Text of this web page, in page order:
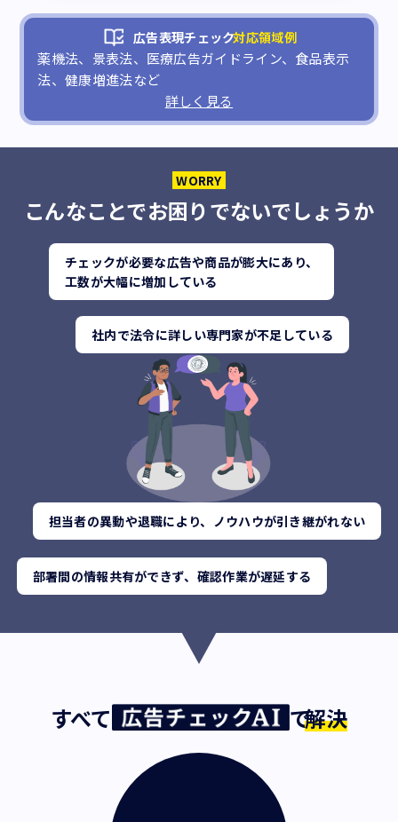
広告表現チェック対応領域例
薬機法​、景表法、医療広告ガイドライン、食品表示
法、健康増進法など
詳しく見る
WORRY
こんなことでお困りでないでしょうか
チェックが必要な広告や商品が膨大にあり、
工数が大幅に増加している
社内で法令に詳しい専門家が不足している
担当者の異動や退職により、ノウハウが引き継がれない
部署間の情報共有ができず、確認作業が遅延する
すべて で解決